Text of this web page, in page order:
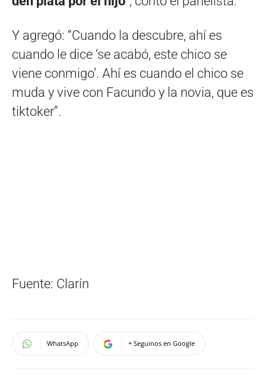
Y agregó: “Cuando la descubre, ahí es
cuando le dice ‘se acabó, este chico se
viene conmigo’. Ahí es cuando el chico se
muda y vive con Facundo y la novia, que es
tiktoker”.
Fuente: Clarín
WhatsApp + Seguinos en Google